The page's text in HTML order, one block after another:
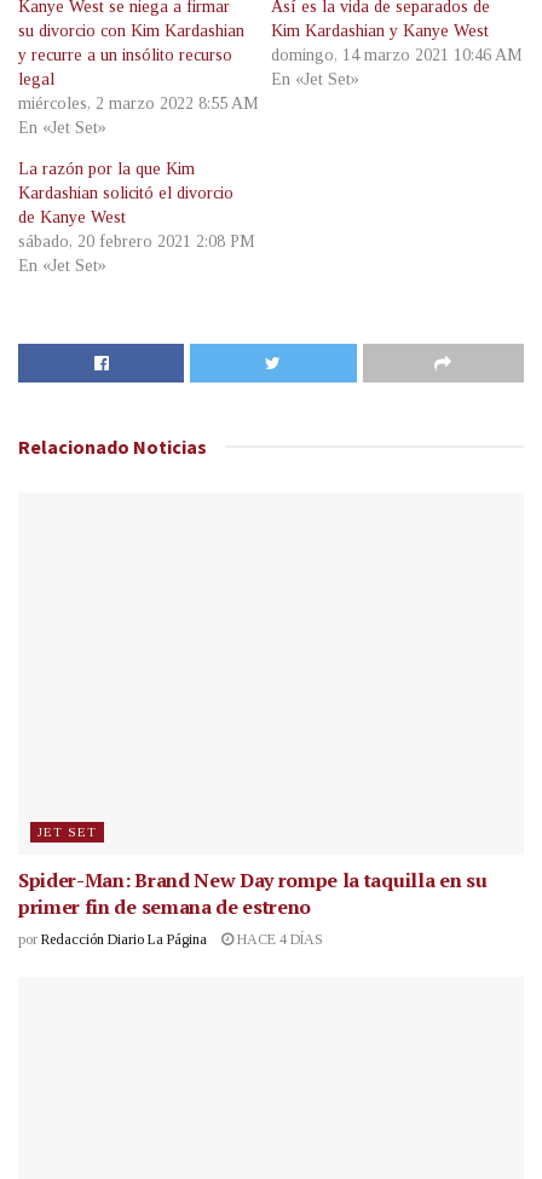
Kanye West se niega a firmar
su divorcio con Kim Kardashian
y recurre a un insólito recurso
legal
miércoles, 2 marzo 2022 8:55 AM
En «Jet Set»
Así es la vida de separados de
Kim Kardashian y Kanye West
domingo, 14 marzo 2021 10:46 AM
En «Jet Set»
La razón por la que Kim
Kardashian solicitó el divorcio
de Kanye West
sábado, 20 febrero 2021 2:08 PM
En «Jet Set»
Relacionado Noticias
JET SET
Spider-Man: Brand New Day rompe la taquilla en su
primer fin de semana de estreno
por Redacción Diario La Página HACE 4 DÍAS